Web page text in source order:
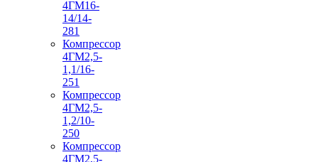
4ГМ16-
14/14-
281
Компрессор
4ГМ2,5-
1,1/16-
251
Компрессор
4ГМ2,5-
1,2/10-
250
Компрессор
4ГМ2,5-